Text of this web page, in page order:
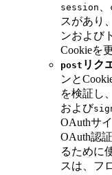
session
スがあり
ンおよび
Cookieを
post リク
ンと
を検証し
および
OAuthサ
OAuth認
るために
スは、フ